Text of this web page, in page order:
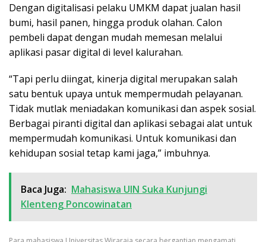
Dengan digitalisasi pelaku UMKM dapat jualan hasil
bumi, hasil panen, hingga produk olahan. Calon
pembeli dapat dengan mudah memesan melalui
aplikasi pasar digital di level kalurahan.
“Tapi perlu diingat, kinerja digital merupakan salah
satu bentuk upaya untuk mempermudah pelayanan.
Tidak mutlak meniadakan komunikasi dan aspek sosial.
Berbagai piranti digital dan aplikasi sebagai alat untuk
mempermudah komunikasi. Untuk komunikasi dan
kehidupan sosial tetap kami jaga,” imbuhnya.
Baca Juga: Mahasiswa UIN Suka Kunjungi
Klenteng Poncowinatan